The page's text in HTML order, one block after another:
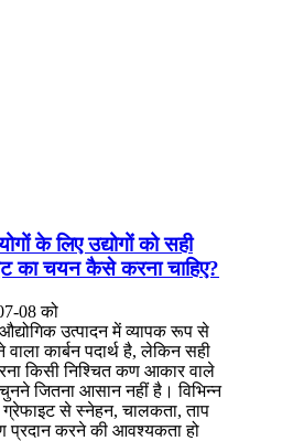
के लिए उद्योगों को सही
का चयन कैसे करना चाहिए?
08 को
उत्पादन में व्यापक रूप से
वाला कार्बन पदार्थ है, लेकिन सही
किसी निश्चित कण आकार वाले
जितना आसान नहीं है। विभिन्न
ग्रेफाइट से स्नेहन, चालकता, ताप
प्रदान करने की आवश्यकता हो